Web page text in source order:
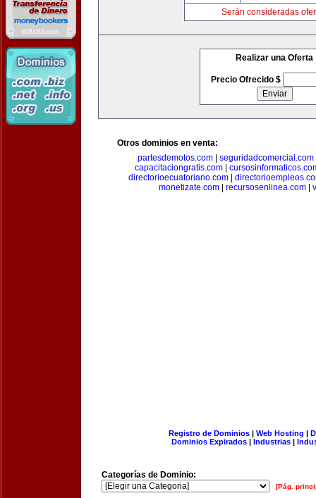
Serán consideradas
Realizar una Oferta
Precio Ofrecido $
Otros dominios en venta:
partesdemotos.com| seguridadcomercial.com
capacitaciongratis.com|
directorioecuatoriano.com
monetizate.com
recursosenlinea.com
Registro de Dominios| Web Hosting |
Dominios Expirados | Industrias |
Categorías de Dominio:
[Pág.